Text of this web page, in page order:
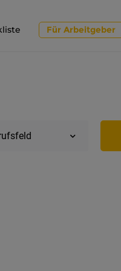
Für Arbeitgeber